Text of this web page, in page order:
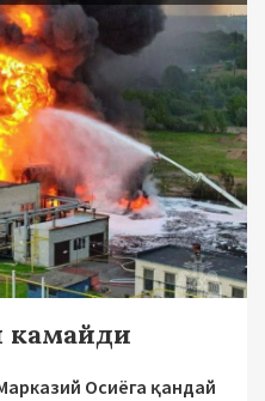
камайди
Осиёга қандай